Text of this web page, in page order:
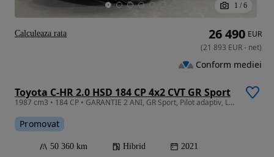
1 / 6
Toyota C-HR 2.0 HSD 184 CP 4x2 CVT GR Sport
1987 cm3 • 184 CP • GARANTIE 2 ANI, GR Sport, Pilot adaptiv, LED, Scaune incalzite
Promovat
50 360 km Hibrid 2021
26 490 EUR
(21 893 EUR- net)
Conform mediei
Calculeaza rata